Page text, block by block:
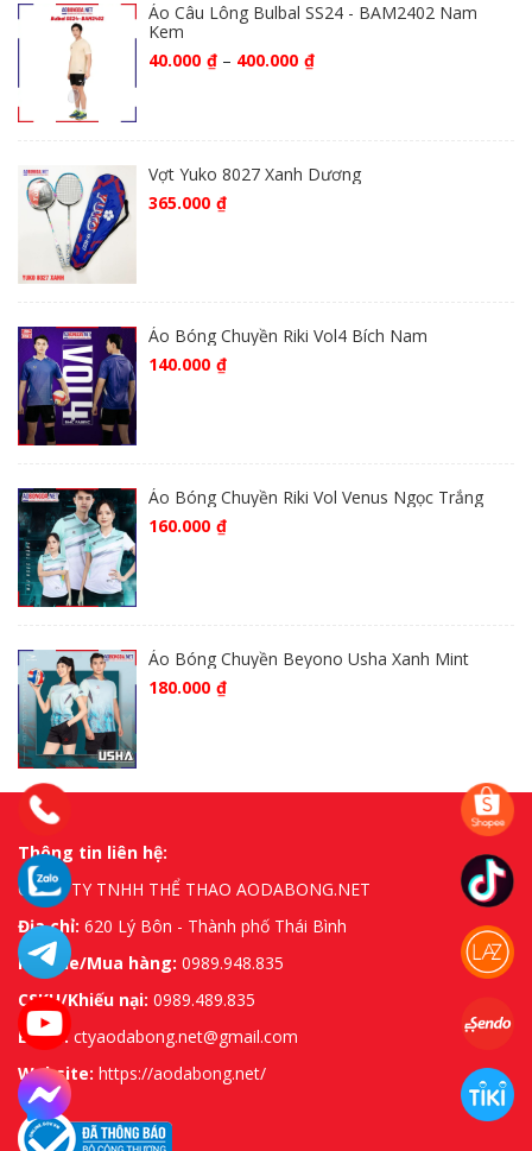
Áo Câu Lông Bulbal SS24 - BAM2402 Nam
Kem
40.000 ₫ – 400.000 ₫
Vợt Yuko 8027 Xanh Dương
365.000 ₫
Áo Bóng Chuyền Riki Vol4 Bích Nam
140.000 ₫
Áo Bóng Chuyền Riki Vol Venus Ngọc Trắng
160.000 ₫
Áo Bóng Chuyền Beyono Usha Xanh Mint
180.000 ₫
Thông tin liên hệ:
CÔNG TY TNHH THỂ THAO AODABONG.NET
Địa chỉ: 620 Lý Bôn - Thành phố Thái Bình
Hotline/Mua hàng: 0989.948.835
CSKH/Khiếu nại: 0989.489.835
Email:ctyaodabong.net@gmail.com
Website: https://aodabong.net/